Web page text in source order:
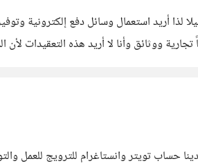
استعمال وسائل دفع إلكترونية
ووثائق وأنا لا أريد هذه التعقيدات لأن
حساب تويتر وانستاغرام للترويج للعمل